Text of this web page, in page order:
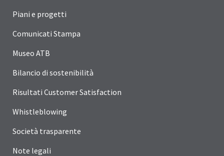
Piani e progetti
Comunicati Stampa
Museo ATB
Bilancio di sostenibilità
Risultati Customer Satisfaction
Whistleblowing
Società trasparente
Note legali